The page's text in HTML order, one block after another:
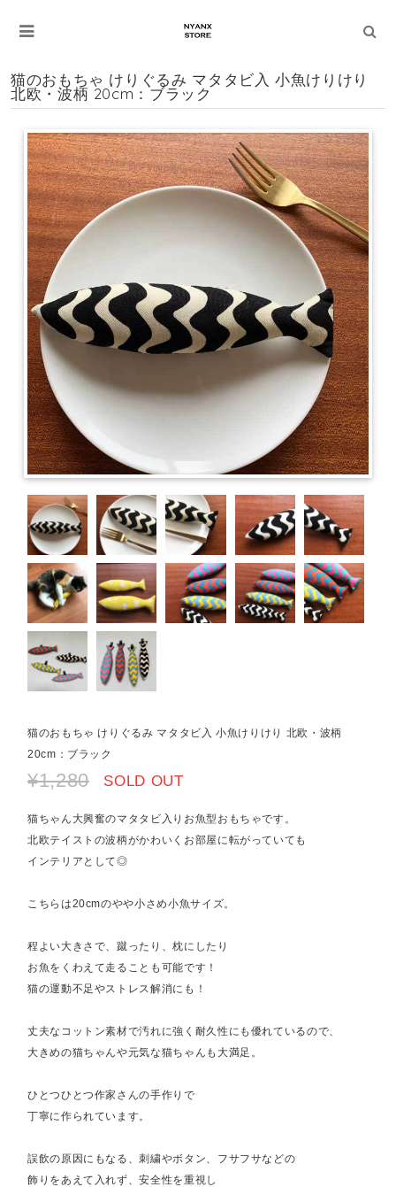
猫のおもちゃ けりぐるみ マタタビ入 小魚けりけり
北欧・波柄 20cm：ブラック
猫のおもちゃ けりぐるみ マタタビ入 小魚けりけり 北欧・波柄
20cm：ブラック
¥1,280 SOLD OUT
猫ちゃん大興奮のマタタビ入りお魚型おもちゃです。
北欧テイストの波柄がかわいくお部屋に転がっていても
インテリアとして◎
こちらは20cmのやや小さめ小魚サイズ。
程よい大きさで、蹴ったり、枕にしたり
お魚をくわえて走ることも可能です！
猫の運動不足やストレス解消にも！
丈夫なコットン素材で汚れに強く耐久性にも優れているので、
大きめの猫ちゃんや元気な猫ちゃんも大満足。
ひとつひとつ作家さんの手作りで
丁寧に作られています。
誤飲の原因にもなる、刺繍やボタン、フサフサなどの
飾りをあえて入れず、安全性を重視し